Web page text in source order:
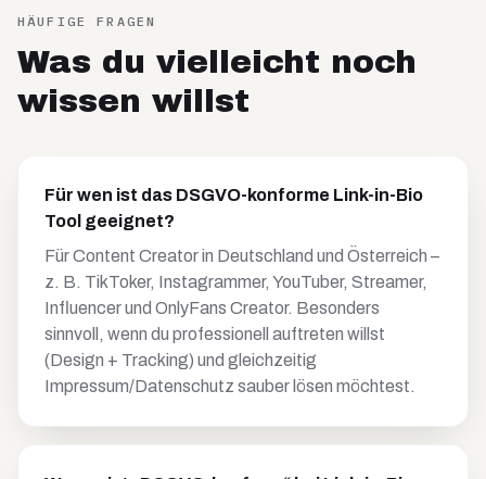
HÄUFIGE FRAGEN
Was du vielleicht noch
wissen willst
Für wen ist das DSGVO-konforme Link-in-Bio
Tool geeignet?
Für Content Creator in Deutschland und Österreich –
z. B. TikToker, Instagrammer, YouTuber, Streamer,
Influencer und OnlyFans Creator. Besonders
sinnvoll, wenn du professionell auftreten willst
(Design + Tracking) und gleichzeitig
Impressum/Datenschutz sauber lösen möchtest.